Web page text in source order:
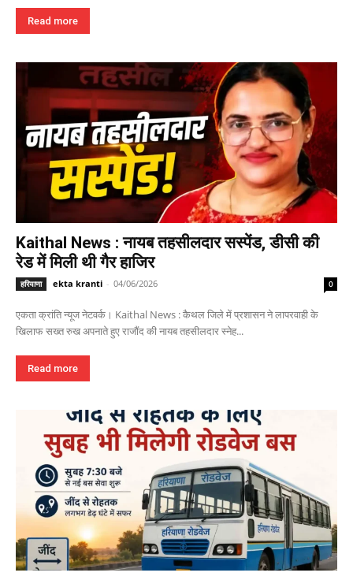
Read more
Kaithal News : नायब तहसीलदार सस्पेंड, डीसी की
रेड में मिली थी गैर हाजिर
हरियाणा ekta kranti - 04/06/2026 0
एकता क्रांति न्यूज नेटवर्क। Kaithal News : कैथल जिले में प्रशासन ने लापरवाही के
खिलाफ सख्त रुख अपनाते हुए राजौंद की नायब तहसीलदार स्नेह...
Read more